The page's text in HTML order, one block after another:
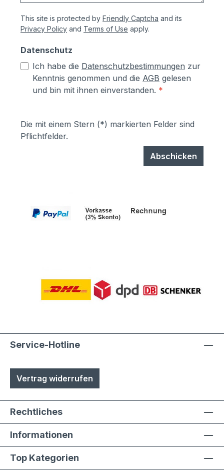
This site is protected by Friendly Captcha and its
Privacy Policy and Terms of Use apply.
Datenschutz
Ich habe die Datenschutzbestimmungen zur
Kenntnis genommen und die AGB gelesen
und bin mit ihnen einverstanden. *
Die mit einem Stern (*) markierten Felder sind
Pflichtfelder.
Abschicken
Service-Hotline
Vertrag widerrufen
Rechtliches
Informationen
Top Kategorien